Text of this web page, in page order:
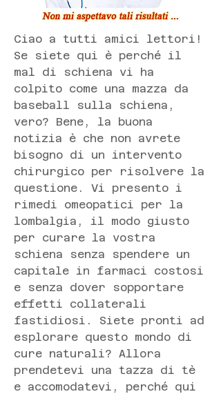
Ciao a tutti amici lettori!
Se siete qui è perché il
mal di schiena vi ha
colpito come una mazza da
baseball sulla schiena,
vero? Bene, la buona
notizia è che non avrete
bisogno di un intervento
chirurgico per risolvere la
questione. Vi presento i
rimedi omeopatici per la
lombalgia, il modo giusto
per curare la vostra
schiena senza spendere un
capitale in farmaci costosi
e senza dover sopportare
effetti collaterali
fastidiosi. Siete pronti ad
esplorare questo mondo di
cure naturali? Allora
prendetevi una tazza di tè
e accomodatevi, perché qui